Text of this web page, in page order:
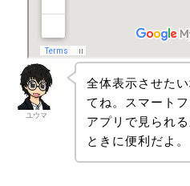
ユウマ
全体表示させた
てね。スマート
アプリで見られ
ときに便利だよ。